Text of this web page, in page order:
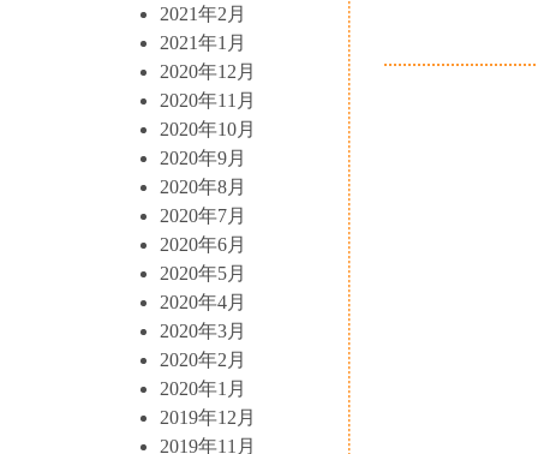
2021年2月
2021年1月
2020年12月
2020年11月
2020年10月
2020年9月
2020年8月
2020年7月
2020年6月
2020年5月
2020年4月
2020年3月
2020年2月
2020年1月
2019年12月
2019年11月